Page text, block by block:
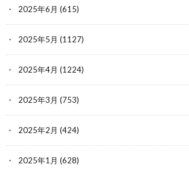
2025年6月 (615)
2025年5月 (1127)
2025年4月 (1224)
2025年3月 (753)
2025年2月 (424)
2025年1月 (628)